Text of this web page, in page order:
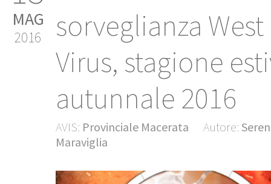
MAG
2016
sorveglianza
Virus, stagione
autunnale 2016
AVIS: Provinciale Macerata Autore:
Maraviglia